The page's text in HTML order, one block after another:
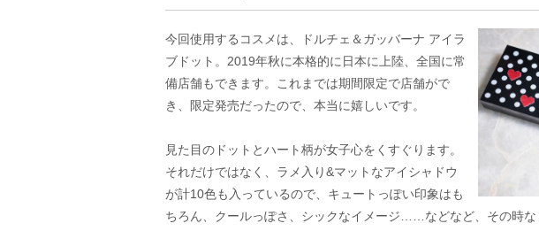
今回使用するコスメは、ドルチェ＆ガッバーナ アイラ
ブドット。2019年秋に本格的に日本に上陸、全国に常
備店舗もできます。これまでは期間限定で店舗がで
き、限定発売だったので、本当に嬉しいです。
見た目のドットとハート柄が女子心をくすぐります。
それだけではなく、ラメ入り&マットなアイシャドウ
が計10色も入っているので、キュートっぽい印象はも
ちろん、クールっぽさ、シックなイメージ……などなど、その時な